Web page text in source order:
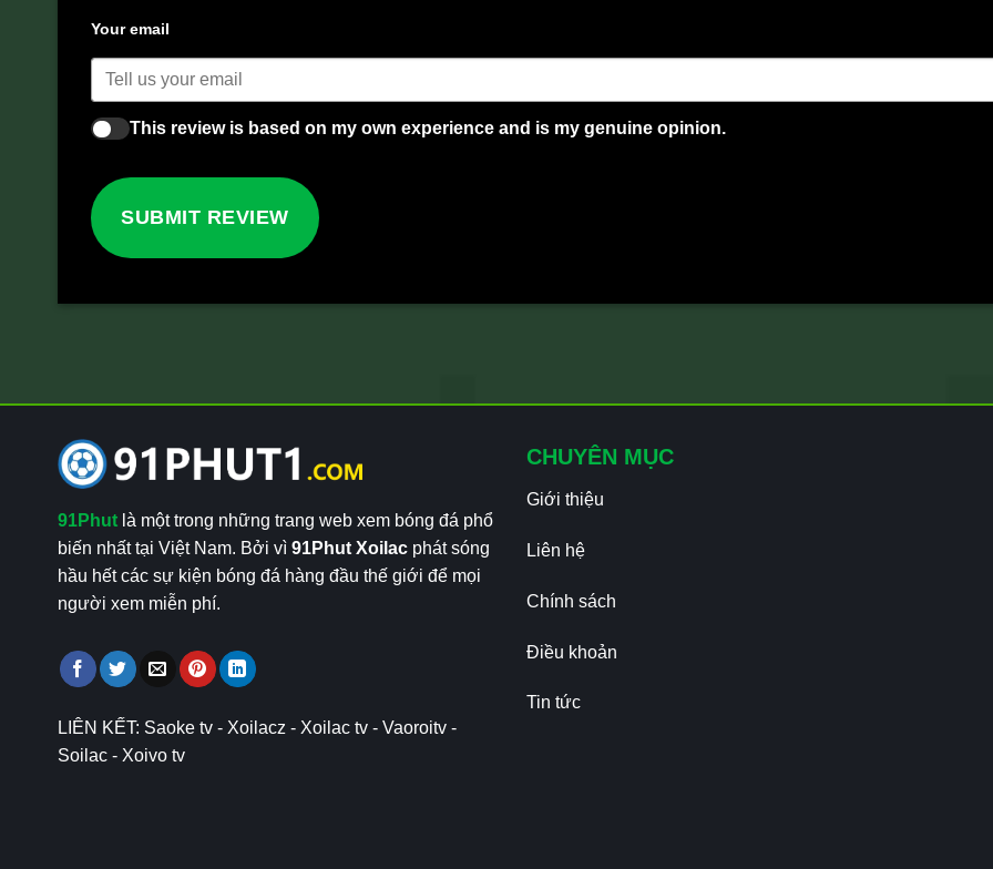
Your email
This review is based on my own experience and is my genuine opinion.
SUBMIT REVIEW
91Phut là một trong những trang web xem bóng đá phổ
biến nhất tại Việt Nam. Bởi vì 91Phut Xoilac phát sóng
hầu hết các sự kiện bóng đá hàng đầu thế giới để mọi
người xem miễn phí.
LIÊN KẾT: Saoke tv - Xoilacz - Xoilac tv - Vaoroitv -
Soilac - Xoivo tv
CHUYÊN MỤC
Giới thiệu
Liên hệ
Chính sách
Điều khoản
Tin tức